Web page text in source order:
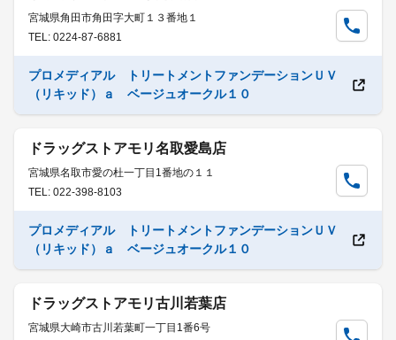
宮城県角田市角田字大町１３番地１
TEL: 0224-87-6881
プロメディアル トリートメントファンデーションＵＶ
（リキッド）ａ ベージュオークル１０
ドラッグストアモリ名取愛島店
宮城県名取市愛の杜一丁目1番地の１１
TEL: 022-398-8103
プロメディアル トリートメントファンデーションＵＶ
（リキッド）ａ ベージュオークル１０
ドラッグストアモリ古川若葉店
宮城県大崎市古川若葉町一丁目1番6号